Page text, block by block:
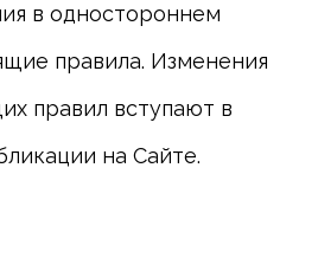
в одностороннем
правила. Изменения
правил вступают в
на Сайте.